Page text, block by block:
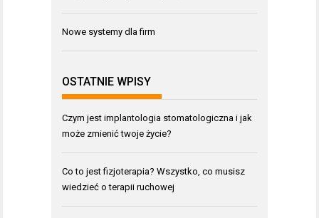
Nowe systemy dla firm
OSTATNIE WPISY
Czym jest implantologia stomatologiczna i jak
może zmienić twoje życie?
Co to jest fizjoterapia? Wszystko, co musisz
wiedzieć o terapii ruchowej